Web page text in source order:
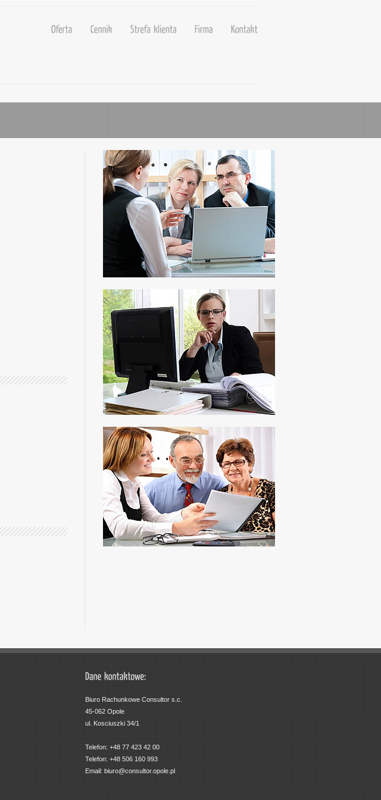
Biuro Rachunkowe Consultor s.c.
45-062 Opole
ul. Kosciuszki 34/1
Telefon: +48 77 423 42 00
Telefon: +48 506 160 993
Email: biuro@consultor.opole.pl